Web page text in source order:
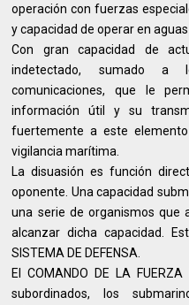
operación con fuerzas
y capacidad de operar en
Con gran capacidad de
indetectado, sumado a
comunicaciones, que le
información útil y su
fuertemente a este
vigilancia marítima.
La disuasión es función
oponente. Una capacidad
una serie de organismos que
alcanzar dicha capacidad.
SISTEMA DE DEFENSA.
El COMANDO DE LA
subordinados, los